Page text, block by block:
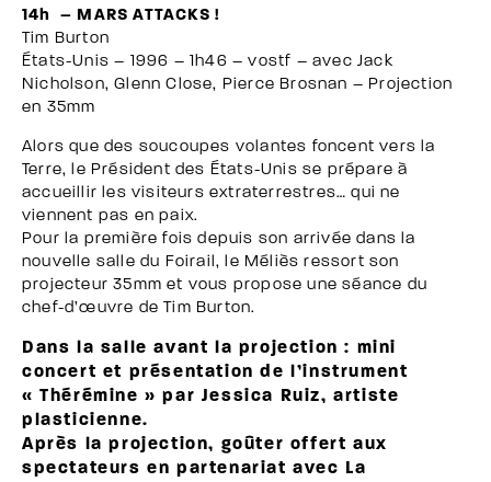
14h – MARS ATTACKS !
Tim Burton
États-Unis – 1996 – 1h46 – vostf – avec Jack
Nicholson, Glenn Close, Pierce Brosnan – Projection
en 35mm
Alors que des soucoupes volantes foncent vers la
Terre, le Président des États-Unis se prépare à
accueillir les visiteurs extraterrestres… qui ne
viennent pas en paix.
Pour la première fois depuis son arrivée dans la
nouvelle salle du Foirail, le Méliès ressort son
projecteur 35mm et vous propose une séance du
chef-d’œuvre de Tim Burton.
Dans la salle avant la projection : mini
concert et présentation de l’instrument
« Thérémine » par Jessica Ruiz, artiste
plasticienne.
Après la projection, goûter offert aux
spectateurs en partenariat avec La